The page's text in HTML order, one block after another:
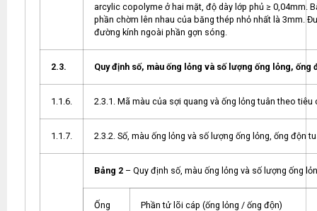
arcylic copolyme ở hai mặt, độ dày lớp phủ ≥ 0,04mm.
phần chờm lên nhau của băng thép nhỏ nhất là 3mm.
đường kính ngoài phần gợn sóng.
2.3. Quy định số, màu ống lỏng và số lượng ống lỏng, ống
1.1.6. 2.3.1. Mã màu của sợi quang và ống lỏng tuân theo tiêu
1.1.7. 2.3.2. Số, màu ống lỏng và số lượng ống lỏng, ống độn
Bảng 2 – Quy định số, màu ống lỏng và số lượng ống
Ống
Phần tử lõi cáp (ống lỏng / ống độn)